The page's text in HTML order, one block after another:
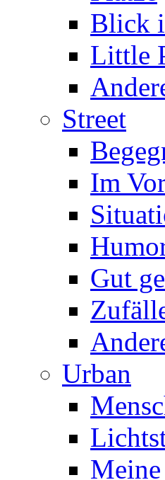
Blick
Little
Street
Im
Gut
Urban